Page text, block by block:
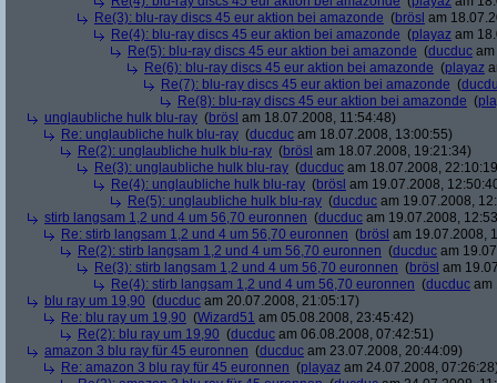
Re(3): blu-ray discs 45 eur aktion bei amazonde (brösl am
Re(4): blu-ray discs 45 eur aktion bei amazonde (playaz am
Re(5): blu-ray discs 45 eur aktion bei amazonde (ducduc
Re(6): blu-ray discs 45 eur aktion bei amazonde (playaz
Re(7): blu-ray discs 45 eur aktion bei amazonde (
Re(8): blu-ray discs 45 eur aktion bei amazonde (
unglaubliche hulk blu-ray (brösl am 18.07.2008, 11:54:48)
Re: unglaubliche hulk blu-ray (ducduc am 18.07.2008, 13:00:55)
Re(2): unglaubliche hulk blu-ray (brösl am 18.07.2008, 19:21:34)
Re(3): unglaubliche hulk blu-ray (ducduc am 18.07.2008,
Re(4): unglaubliche hulk blu-ray (brösl am 19.07.2008,
Re(5): unglaubliche hulk blu-ray (ducduc am 19.07.2008,
stirb langsam 1,2 und 4 um 56,70 euronnen (ducduc am 19.07.2008,
Re: stirb langsam 1,2 und 4 um 56,70 euronnen (brösl am 19.07.2008,
Re(2): stirb langsam 1,2 und 4 um 56,70 euronnen (ducduc am
Re(3): stirb langsam 1,2 und 4 um 56,70 euronnen (brösl am
Re(4): stirb langsam 1,2 und 4 um 56,70 euronnen (ducduc am
blu ray um 19,90 (ducduc am 20.07.2008, 21:05:17)
Re: blu ray um 19,90 (Wizard51 am 05.08.2008, 23:45:42)
Re(2): blu ray um 19,90 (ducduc am 06.08.2008, 07:42:51)
amazon 3 blu ray für 45 euronnen (ducduc am 23.07.2008, 20:44:09)
Re: amazon 3 blu ray für 45 euronnen (playaz am 24.07.2008,